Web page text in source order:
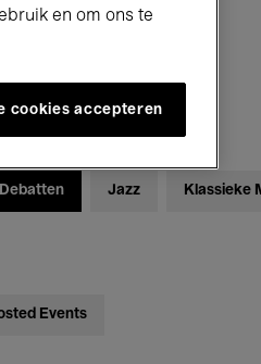
Jazz Klassieke
Events
en om ons te
cookies accepteren